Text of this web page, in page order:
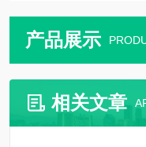
产品展示
相关文章